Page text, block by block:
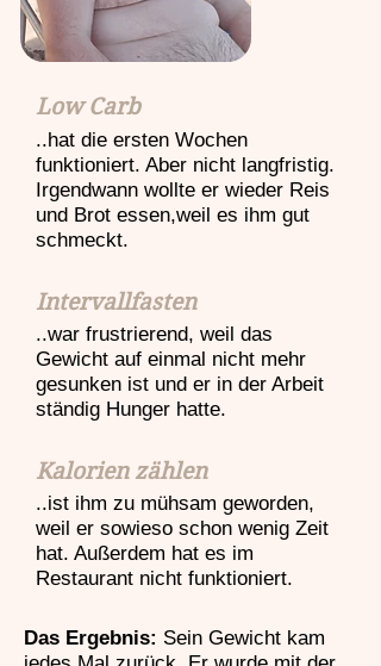
Low Carb
..hat die ersten Wochen
funktioniert. Aber nicht langfristig.
Irgendwann wollte er wieder Reis
und Brot essen,weil es ihm gut
schmeckt.
Intervallfasten
..war frustrierend, weil das
Gewicht auf einmal nicht mehr
gesunken ist und er in der Arbeit
ständig Hunger hatte.
Kalorien zählen
..ist ihm zu mühsam geworden,
weil er sowieso schon wenig Zeit
hat. Außerdem hat es im
Restaurant nicht funktioniert.
Das Ergebnis: Sein Gewicht kam